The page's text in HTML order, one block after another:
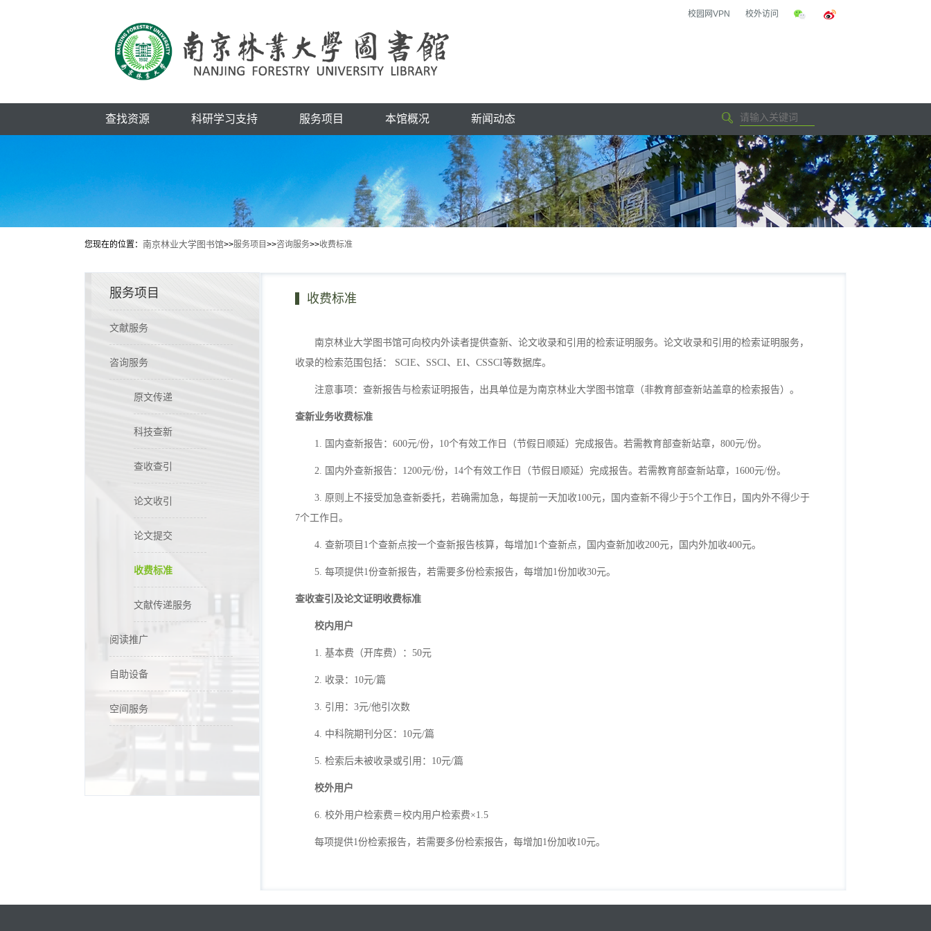
校园网VPN 校外访问
查找资源 科研学习支持 服务项目 本馆概况 新闻动态
您现在的位置： 南京林业大学图书馆>>服务项目 >>咨询服务>>收费标准
服务项目
文献服务
咨询服务
原文传递
科技查新
查收查引
论文收引
论文提交
收费标准
文献传递服务
阅读推广
自助设备
空间服务
收费标准
南京林业大学图书馆可向校内外读者提供查新、论文收录和引用的检索证明服务。论文收录和引用的检索证明服务，
收录的检索范围包括： SCIE、SSCI、EI、CSSCI等数据库。
注意事项：查新报告与检索证明报告，出具单位是为南京林业大学图书馆章（非教育部查新站盖章的检索报告）。
查新业务收费标准
1. 国内查新报告：600元/份，10个有效工作日（节假日顺延）完成报告。若需教育部查新站章，800元/份。
2. 国内外查新报告：1200元/份，14个有效工作日（节假日顺延）完成报告。若需教育部查新站章，1600元/份。
3. 原则上不接受加急查新委托，若确需加急，每提前一天加收100元，国内查新不得少于5个工作日，国内外不得少于
7个工作日。
4. 查新项目1个查新点按一个查新报告核算，每增加1个查新点，国内查新加收200元，国内外加收400元。
5. 每项提供1份查新报告，若需要多份检索报告，每增加1份加收30元。
查收查引及论文证明收费标准
校内用户
1. 基本费（开库费）：50元
2. 收录：10元/篇
3. 引用：3元/他引次数
4. 中科院期刊分区：10元/篇
5. 检索后未被收录或引用：10元/篇
校外用户
6. 校外用户检索费＝校内用户检索费×1.5
每项提供1份检索报告，若需要多份检索报告，每增加1份加收10元。